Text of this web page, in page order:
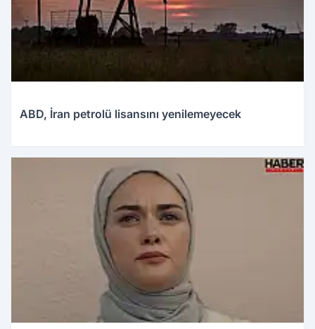
ABD, İran petrolü lisansını yenilemeyecek
15.04.2026 01:30